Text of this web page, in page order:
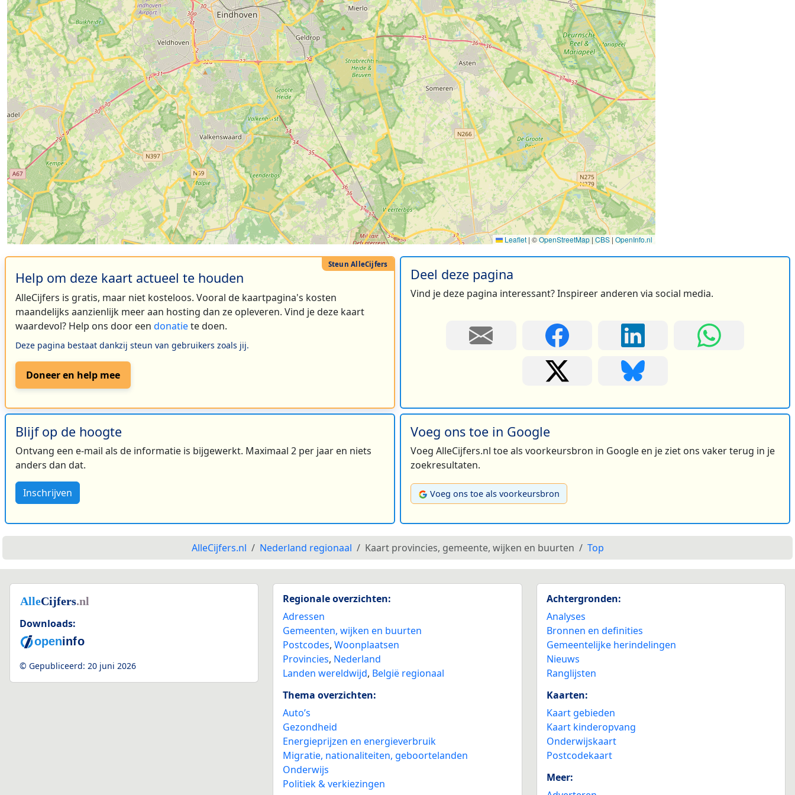
Leaflet | ©OpenStreetMap | CBS | OpenInfo.nl
Help om deze kaart actueel te houden
AlleCijfers is gratis, maar niet kosteloos. Vooral de kaartpagina's kosten
maandelijks aanzienlijk meer aan hosting dan ze opleveren. Vind je deze kaart
waardevol? Help ons door een donatiete doen.
Deze pagina bestaat dankzij steun van gebruikers zoals jij.
Doneer en help mee
Deel deze pagina
Vind je deze pagina interessant? Inspireer anderen via social media.
Blijf op de hoogte
Ontvang een e-mail als de informatie is bijgewerkt. Maximaal 2 per jaar en niets
anders dan dat.
Inschrijven
Voeg ons toe in Google
Voeg AlleCijfers.nl toe als voorkeursbron in Google en je ziet ons vaker terug in je
zoekresultaten.
Voeg ons toe als voorkeursbron
AlleCijfers.nl Nederland regionaal Kaart provincies, gemeente, wijken en buurten Top
Downloads:
© Gepubliceerd: 20 juni 2026
Regionale overzichten:
Adressen
Gemeenten, wijken en buurten
Postcodes,Woonplaatsen
Provincies, Nederland
Landen wereldwijd, België regionaal
Thema overzichten:
Auto’s
Gezondheid
Energieprijzen en energieverbruik
Migratie, nationaliteiten, geboortelanden
Onderwijs
Politiek & verkiezingen
Achtergronden:
Analyses
Bronnen en definities
Gemeentelijke herindelingen
Nieuws
Ranglijsten
Kaarten:
Kaart gebieden
Kaart kinderopvang
Onderwijskaart
Postcodekaart
Meer: